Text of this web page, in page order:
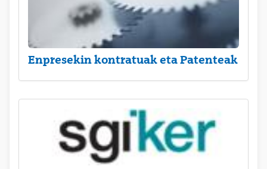
Enpresekin kontratuak eta Patenteak